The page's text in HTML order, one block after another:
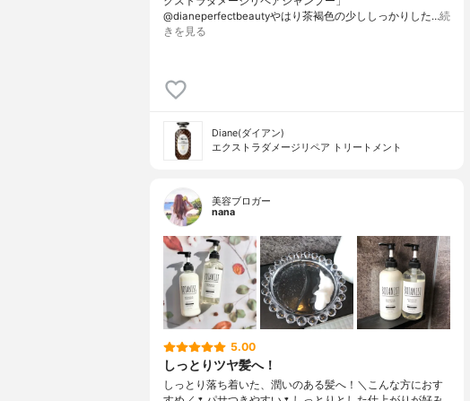
@dianeperfectbeautyやはり茶褐色の少ししっかりした…続
きを見る
Diane(ダイアン)
エクストラダメージリペア トリートメント
美容ブロガー
nana
5.00
しっとりツヤ髪へ！
しっとり落ち着いた、潤いのある髪へ！＼こんな方におす